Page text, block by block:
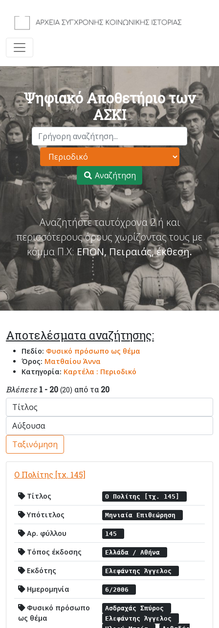
Ψηφιακό Αποθετήριο των
ΑΣΚΙ
Αναζήτηση
Αναζητήστε ταυτόχρονα 2 ή και
περισσότερους όρους χωρίζοντας τους με
κόμμα Π.Χ: ΕΠΟΝ, Πειραιάς, έκθεση.
Αποτελέσματα αναζήτησης:
Πεδίο: Φυσικό πρόσωπο ως θέμα
Όρος: Ματθαίου Άννα
Κατηγορία: Καρτέλα : Περιοδικό
Βλέπετε 1 - 20 (20) από τα 20
Ταξινόμηση
Ο Πολίτης [τχ. 145]
Τίτλος Ο Πολίτης [τχ. 145]
Υπότιτλος Μηνιαία Επιθεώρηση
Αρ. φύλλου 145
Τόπος έκδοσης Ελλάδα / Αθήνα
Εκδότης Ελεφάντης Άγγελος
Ημερομηνία 6/2006
Φυσικό πρόσωπο
ως θέμα
Ασδραχάς Σπύρος
Ελεφάντης Άγγελος